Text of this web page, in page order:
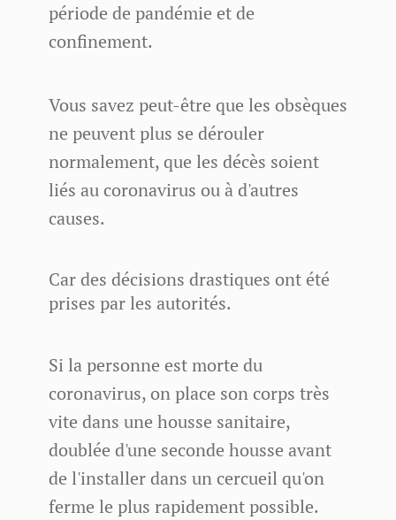
période de pandémie et de
confinement.
Vous savez peut-être que les obsèques
ne peuvent plus se dérouler
normalement, que les décès soient
liés au coronavirus ou à d'autres
causes.
​Car des décisions drastiques ont été
prises par les autorités.
Si la personne est morte du
coronavirus, on place son corps très
vite dans une housse sanitaire,
doublée d'une seconde housse avant
de l'installer dans un cercueil qu'on
ferme le plus rapidement possible.